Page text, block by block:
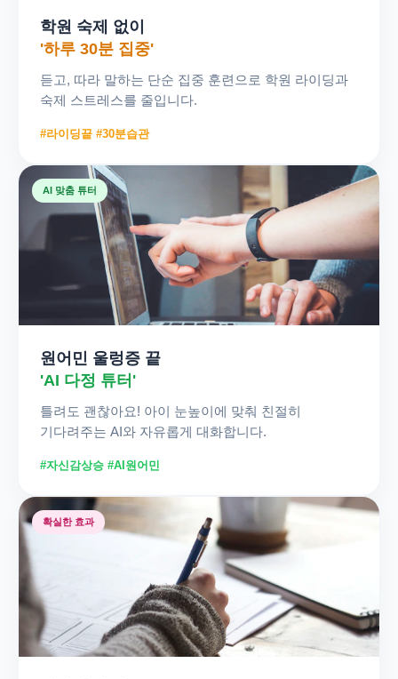
학원 숙제 없이
'하루 30분 집중'
듣고, 따라 말하는 단순 집중 훈련으로 학원 라이딩과
숙제 스트레스를 줄입니다.
#라이딩끝 #30분습관
AI 맞춤 튜터
원어민 울렁증 끝
'AI 다정 튜터'
틀려도 괜찮아요! 아이 눈높이에 맞춰 친절히
기다려주는 AI와 자유롭게 대화합니다.
#자신감상승 #AI원어민
확실한 효과